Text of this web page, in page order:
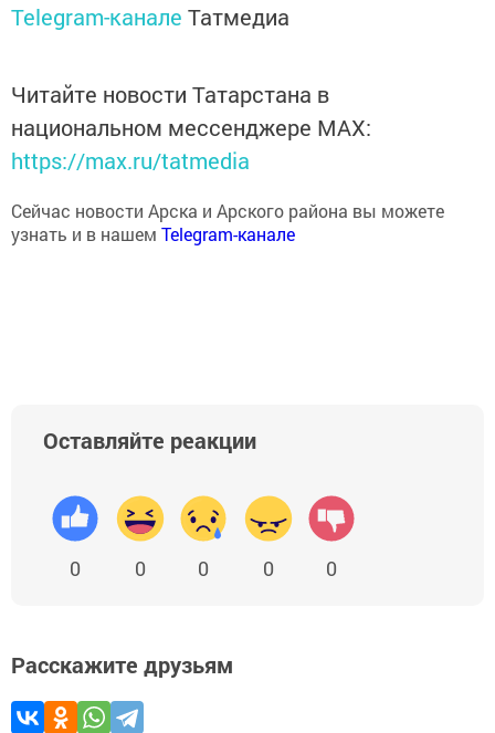
Telegram-канале Татмедиа
Читайте новости Татарстана в
национальном мессенджере MАХ:
https://max.ru/tatmedia
Сейчас новости Арска и Арского района вы можете
узнать и в нашем Telegram-канале
Оставляйте реакции
0 0 0 0 0
Расскажите друзьям